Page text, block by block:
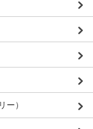
ー）